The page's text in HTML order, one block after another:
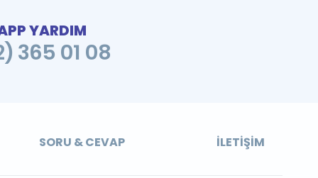
YARDIM
365 01 08
SORU & CEVAP İLETIŞIM